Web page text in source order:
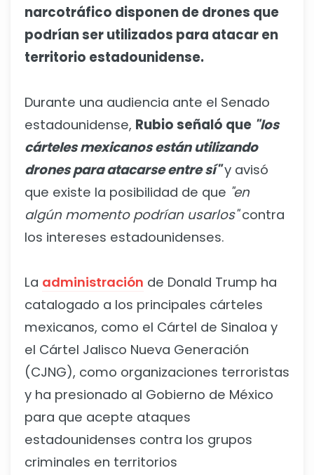
narcotráfico disponen de drones que
podrían ser utilizados para atacar en
territorio estadounidense.
Durante una audiencia ante el Senado
estadounidense, Rubio señaló que "los
cárteles mexicanos están utilizando
drones para atacarse entre sí"y avisó
que existe la posibilidad de que "en
algún momento podrían usarlos"contra
los intereses estadounidenses.
La administración de Donald Trump ha
catalogado a los principales cárteles
mexicanos, como el Cártel de Sinaloa y
el Cártel Jalisco Nueva Generación
(CJNG), como organizaciones terroristas
y ha presionado al Gobierno de México
para que acepte ataques
estadounidenses contra los grupos
criminales en territorios